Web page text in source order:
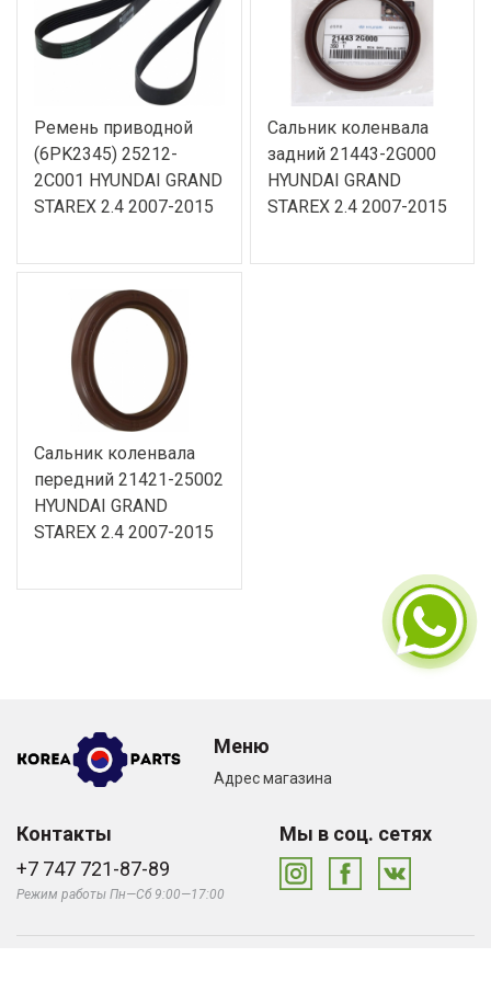
Ремень приводной
(6PK2345) 25212-
2C001 HYUNDAI GRAND
STAREX 2.4 2007-2015
Сальник коленвала
задний 21443-2G000
HYUNDAI GRAND
STAREX 2.4 2007-2015
Сальник коленвала
передний 21421-25002
HYUNDAI GRAND
STAREX 2.4 2007-2015
Меню
Адрес магазина
Контакты
+7 747 721-87-89
Режим работы Пн—Сб 9:00—17:00
Мы в соц. сетях